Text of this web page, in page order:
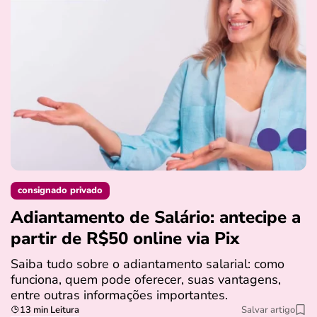
consignado privado
Adiantamento de Salário: antecipe a
partir de R$50 online via Pix
Saiba tudo sobre o adiantamento salarial: como
funciona, quem pode oferecer, suas vantagens,
entre outras informações importantes.
13 min Leitura Salvar artigo